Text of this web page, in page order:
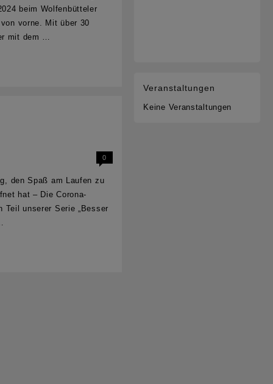
beim Wolfenbütteler
vorne. Mit über 30
mit dem …
0
den Spaß am Laufen zu
hat – Die Corona-
unserer Serie „Besser
Veranstaltungen
Keine Veranstaltungen